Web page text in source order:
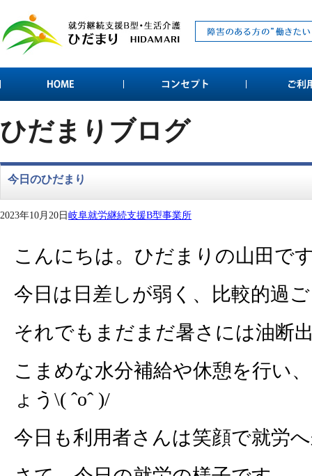
ひだまりブログ
今日のひだまり
2023年10月20日岐阜就労継続支援B型事業所
こんにちは。ひだまりの山田で
今日は日差しが弱く、比較的過
それでもまだまだ暑さには油断
こまめな水分補給や休憩を行い
ょう\( ˆoˆ )/
今日も利用者さんは笑顔で就労